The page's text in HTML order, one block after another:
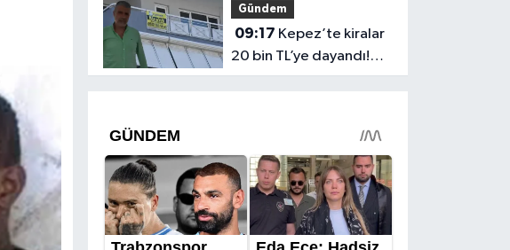
sınav şimdi başlıyor
Gündem
09:17
20 bin TL’ye dayandı!
CHP’li Özel’den tepki